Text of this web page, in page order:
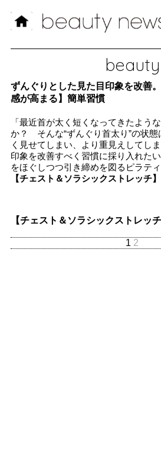
beauty
ずんぐりとした見た目印象を改善
感が高まる】簡単習慣
「最近首が太く短くなってきたよう
か？ そんな“ずんぐり首太り”の状態
く見せてしまい、より重見えしてし
印象を改善すべく習慣に採り入れた
をほぐしつつ引き締めを図るピラテ
【チェスト＆ソラシックストレッチ】
【チェスト＆ソラシックストレッチ
1 2